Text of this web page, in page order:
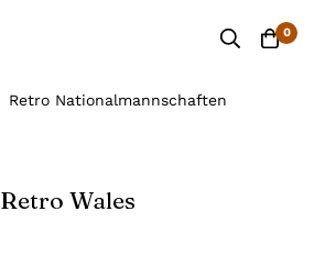
0
Retro Nationalmannschaften
Retro Wales